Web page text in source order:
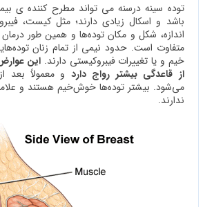
توده سینه درسنه می تواند مطرح کننده ی
باشد و اسکال زیادی دارند؛ مثل کیست،
اندازه، شکل و مکان توده‌ها و همین طور
متفاوت است. حدود نیمی از تمام زنان
خیم و یا تغییرات فیبروکیستی دارند. این
از قاعدگی بیشتر رواج دارد و معمولاً بعد
می‌شود. بیشتر توده‌ها خوش‌خیم هستند و
ندارند.